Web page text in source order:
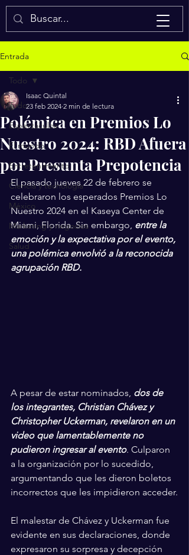
Isaac Quintal
Entrada
Todo
Espectáculos
El mundo
Entretenimiento
Ciencia y tecnología
México
Marketing y negocios
Salud
Todo
Polémica en Premios Lo
Nuestro 2024: RBD Afuera
por Presunta Prepotencia
Isaac Quintal
23 feb 2024 2 min de lectura
El pasado jueves 22 de febrero se
celebraron los esperados Premios Lo
Nuestro 2024 en el Kaseya Center de
Miami, Florida. Sin embargo, entre la
emoción y la expectativa por el evento,
una polémica envolvió a la reconocida
agrupación RBD.
A pesar de estar nominados, dos de
los integrantes, Christian Chávez y
Christopher Uckerman, revelaron en un
video que lamentablemente no
pudieron ingresar al evento. Culparon
a la organización por lo sucedido,
argumentando que les dieron boletos
incorrectos que les impidieron acceder.
El malestar de Chávez y Uckerman fue
evidente en sus declaraciones, donde
expresaron su sorpresa y decepción